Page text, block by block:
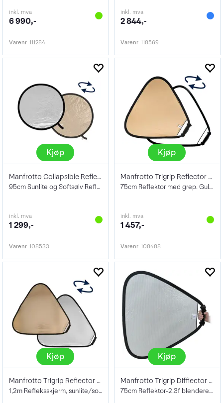
inkl. mva
6 990,-
Varenr 111284
inkl. mva
2 844,-
Varenr 118569
Kjøp
Manfrotto Collapsible Reflector 95cm
95cm Sunlite og Softsølv Reflektor
inkl. mva
1 299,-
Varenr 108533
Kjøp
Manfrotto Trigrip Reflector 75cm G/W
75cm Reflektor med grep. Gull og Hvit
inkl. mva
1 457,-
Varenr 108488
Kjøp
Manfrotto Trigrip Reflector Large 1.2m
1,2m Refleksskjerm, sunlite/softsølv
Kjøp
Manfrotto Trigrip Difflector 75cm Soft S
75cm Reflektor-2.3f blendere Soft Silver